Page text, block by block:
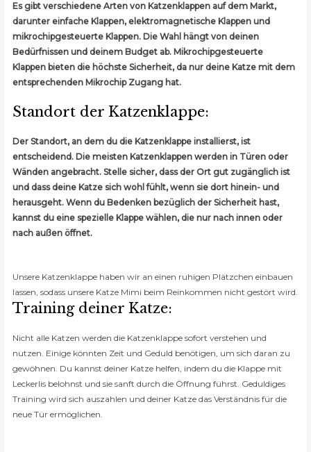
Es gibt verschiedene Arten von Katzenklappen auf dem Markt,
darunter einfache Klappen, elektromagnetische Klappen und
mikrochipgesteuerte Klappen. Die Wahl hängt von deinen
Bedürfnissen und deinem Budget ab. Mikrochipgesteuerte
Klappen bieten die höchste Sicherheit, da nur deine Katze mit dem
entsprechenden Mikrochip Zugang hat.
Standort der Katzenklappe:
Der Standort, an dem du die Katzenklappe installierst, ist
entscheidend. Die meisten Katzenklappen werden in Türen oder
Wänden angebracht. Stelle sicher, dass der Ort gut zugänglich ist
und dass deine Katze sich wohl fühlt, wenn sie dort hinein- und
herausgeht. Wenn du Bedenken bezüglich der Sicherheit hast,
kannst du eine spezielle Klappe wählen, die nur nach innen oder
nach außen öffnet.
Unsere Katzenklappe haben wir an einen ruhigen Plätzchen einbauen
lassen, sodass unsere Katze Mimi beim Reinkommen nicht gestört wird.
Training deiner Katze:
Nicht alle Katzen werden die Katzenklappe sofort verstehen und
nutzen. Einige könnten Zeit und Geduld benötigen, um sich daran zu
gewöhnen. Du kannst deiner Katze helfen, indem du die Klappe mit
Leckerlis belohnst und sie sanft durch die Öffnung führst. Geduldiges
Training wird sich auszahlen und deiner Katze das Verständnis für die
neue Tür ermöglichen.